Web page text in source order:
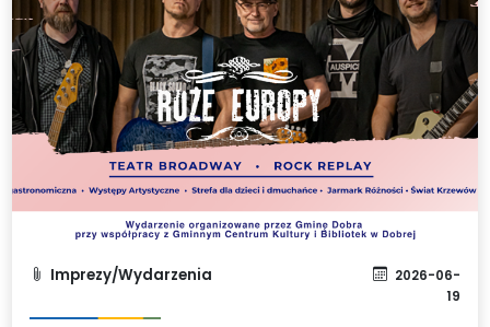
Imprezy/Wydarzenia
2026-06-
19